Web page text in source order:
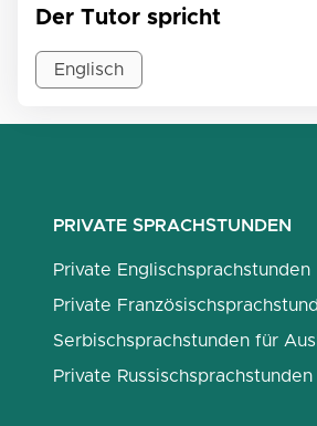
Der Tutor spricht
Englisch
PRIVATE SPRACHSTUNDEN
Private Englischsprachstunden
Private
Serbischsprachstunden für
Private Russischsprachstunden